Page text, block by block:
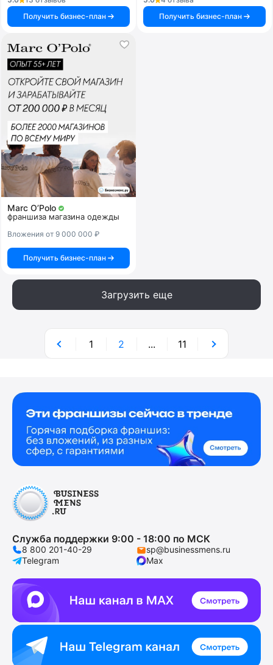
Получить бизнес-план
Получить бизнес-план
Marc O’Polo
франшиза магазина одежды
Вложения от 9 000 000 ₽
Получить бизнес-план
Загрузить еще
1 2 ... 11
Служба поддержки 9:00 - 18:00 по МСК
8 800 201-40-29
sp@businessmens.ru
Telegram
Max